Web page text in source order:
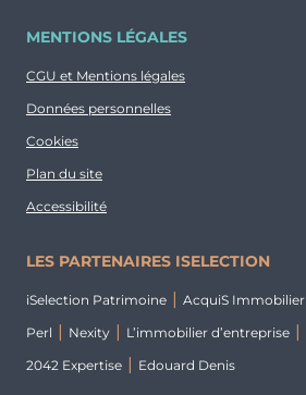
T1
Surface
17.76 m²
Prix
MENTIONS LÉGALES
CGU et Mentions légales
Données personnelles
Cookies
Plan du site
Accessibilité
LES PARTENAIRES ISELECTION
iSelection Patrimoine AcquiS Immobilier
Perl
Nexity L’immobilier d’entreprise
2042 Expertise
Edouard Denis